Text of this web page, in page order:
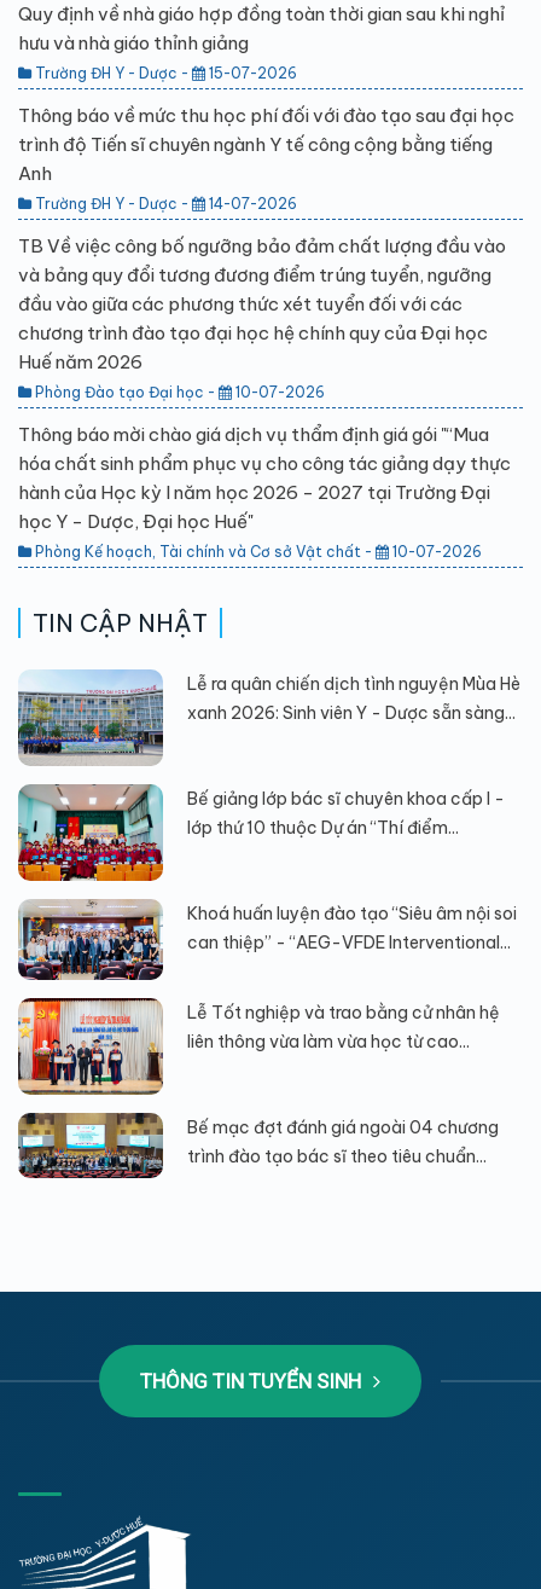
Quy định về nhà giáo hợp đồng toàn thời gian sau khi nghỉ
hưu và nhà giáo thỉnh giảng
Trường ĐH Y - Dược - 15-07-2026
Thông báo về mức thu học phí đối với đào tạo sau đại học
trình độ Tiến sĩ chuyên ngành Y tế công cộng bằng tiếng
Anh
Trường ĐH Y - Dược - 14-07-2026
TB Về việc công bố ngưỡng bảo đảm chất lượng đầu vào
và bảng quy đổi tương đương điểm trúng tuyển, ngưỡng
đầu vào giữa các phương thức xét tuyển đối với các
chương trình đào tạo đại học hệ chính quy của Đại học
Huế năm 2026
Phòng Đào tạo Đại học - 10-07-2026
Thông báo mời chào giá dịch vụ thẩm định giá gói "“Mua
hóa chất sinh phẩm phục vụ cho công tác giảng dạy thực
hành của Học kỳ I năm học 2026 - 2027 tại Trường Đại
học Y - Dược, Đại học Huế"
Phòng Kế hoạch, Tài chính và Cơ sở Vật chất - 10-07-2026
TIN CẬP NHẬT
Lễ ra quân chiến dịch tình nguyện Mùa Hè
xanh 2026: Sinh viên Y - Dược sẵn sàng...
Bế giảng lớp bác sĩ chuyên khoa cấp I -
lớp thứ 10 thuộc Dự án “Thí điểm...
Khoá huấn luyện đào tạo “Siêu âm nội soi
can thiệp” - “AEG-VFDE Interventional...
Lễ Tốt nghiệp và trao bằng cử nhân hệ
liên thông vừa làm vừa học từ cao...
Bế mạc đợt đánh giá ngoài 04 chương
trình đào tạo bác sĩ theo tiêu chuẩn...
THÔNG TIN TUYỂN SINH